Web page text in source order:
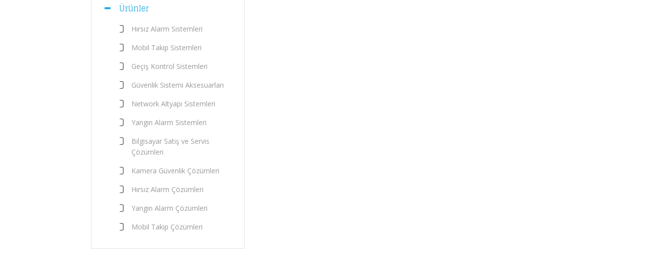
Ürünler
Hırsız Alarm Sistemleri
Mobil Takip Sistemleri
Geçiş Kontrol Sistemleri
Güvenlik Sistemi Aksesuarları
Network Altyapı Sistemleri
Yangın Alarm Sistemleri
Bilgisayar Satış ve Servis
Çözümleri
Kamera Güvenlik Çözümleri
Hırsız Alarm Çözümleri
Yangın Alarm Çözümleri
Mobil Takip Çözümleri